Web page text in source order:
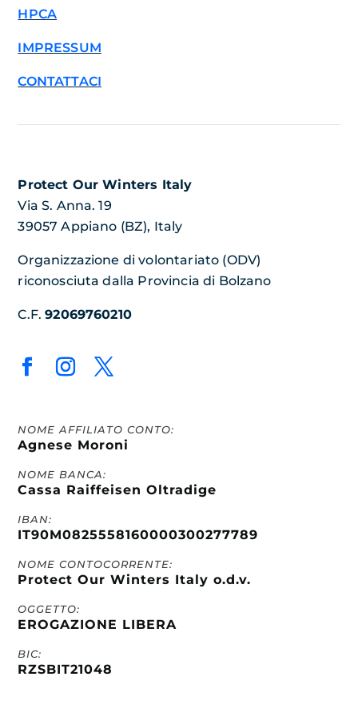
HPCA
IMPRESSUM
CONTATTACI
Protect Our Winters Italy
Via S. Anna. 19
39057 Appiano (BZ), Italy
Organizzazione di volontariato (ODV)
riconosciuta dalla Provincia di Bolzano
C.F.92069760210
NOME AFFILIATO CONTO:
Agnese Moroni
NOME BANCA:
Cassa Raiffeisen Oltradige
IBAN:
IT90M0825558160000300277789
NOME CONTOCORRENTE:
Protect Our Winters Italy o.d.v.
OGGETTO:
EROGAZIONE LIBERA
BIC:
RZSBIT21048